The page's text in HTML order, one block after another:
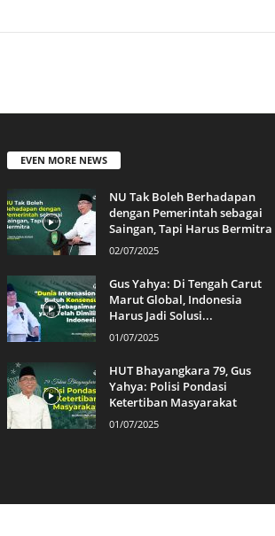
EVEN MORE NEWS
NU Tak Boleh Berhadapan
dengan Pemerintah sebagai
Saingan, Tapi Harus Bermitra
02/07/2025
Gus Yahya: Di Tengah Carut
Marut Global, Indonesia
Harus Jadi Solusi...
01/07/2025
HUT Bhayangkara 79, Gus
Yahya: Polisi Pondasi
Ketertiban Masyarakat
01/07/2025